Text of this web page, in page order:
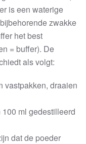
is een waterige
zwakke
het best
= buffer). De
als volgt:
vastpakken, draaien
ml gedestilleerd
dat de poeder